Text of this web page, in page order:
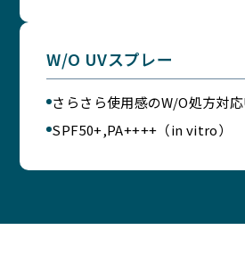
W/O UVスプレー
さらさら使用感のW/O処方対
SPF50+,PA++++（in vitro）